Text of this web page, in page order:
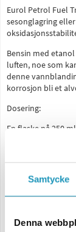
Samtycke
Denna
Eurol Petrol Fuel
sesonglagring
Bensin med
luften, noe som
denne
korrosjon bli et
Dosering:
En flaske på 250
La Eurol Petrol
for en grundig
Legg produktet
For best resultat,